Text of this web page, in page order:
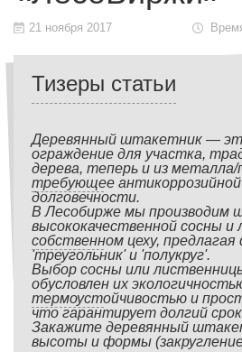
21 ноября 2017
Тизеры статьи
Деревянный штакетник —
ограждение для участка,
дерева, теперь и из металла/
требующее
долговечности.
В Лесобирже мы производим
высококачественной сосны и
собственном цеху,
'треугольник' и 'полукруг'.
Выбор сосны или
обусловлен их
термоустойчивостью и
что гарантирует долгий
Закажите деревянный
высоты и формы